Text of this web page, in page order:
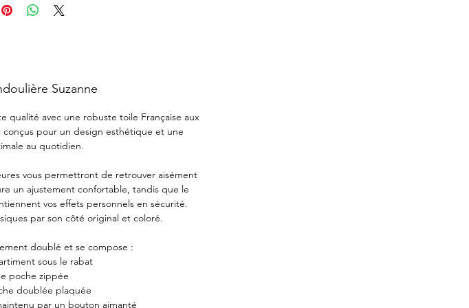
Suzanne
qualité avec une robuste toile Française aux
pour un design esthétique et une
au quotidien.
vous permettront de retrouver aisément
un ajustement confortable, tandis que le
vos effets personnels en sécurité.
par son côté original et coloré.
doublé et se compose :
sous le rabat
poche zippée
doublée plaquée
par un bouton aimanté